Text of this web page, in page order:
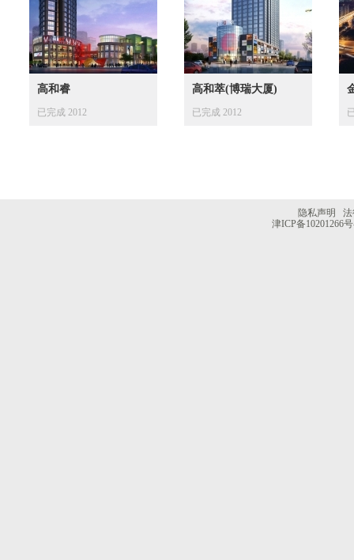
高和睿
已完成 2012
高和萃(博瑞大厦)
已完成 2012
隐私声明
津ICP备10201266